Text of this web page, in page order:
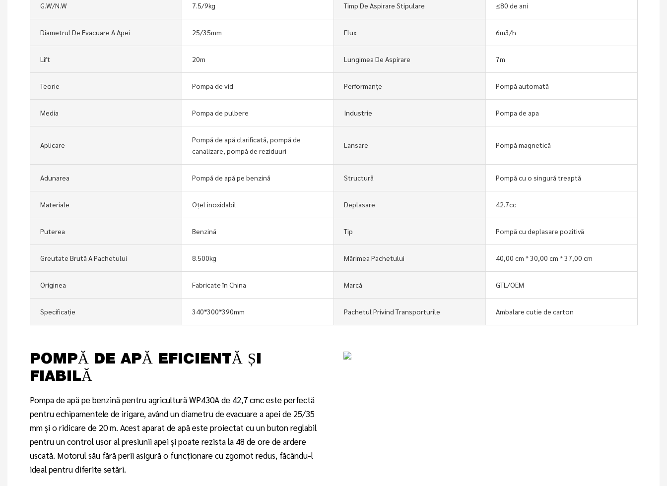
G.W/N.W 7.5/9kg Timp De Aspirare Stipulare ≤80 de ani
Diametrul De Evacuare A Apei 25/35mm Flux 6m3/h
Lift 20m Lungimea De Aspirare 7m
Teorie Pompa de vid Performanțe Pompă automată
Media Pompa de pulbere Industrie Pompa de apa
Aplicare
Pompă de apă clarificată, pompă de
canalizare, pompă de reziduuri
Lansare Pompă magnetică
Adunarea Pompă de apă pe benzină Structură Pompă cu o singură treaptă
Materiale Oțel inoxidabil Deplasare 42.7cc
Puterea Benzină Tip Pompă cu deplasare pozitivă
Greutate Brută A Pachetului 8.500kg Mărimea Pachetului 40,00 cm * 30,00 cm * 37,00 cm
Originea Fabricate în China Marcă GTL/OEM
Specificație 340*300*390mm Pachetul Privind Transporturile Ambalare cutie de carton
POMPĂ DE APĂ EFICIENTĂ ȘI
FIABILĂ
Pompa de apă pe benzină pentru agricultură WP430A de 42,7 cmc este perfectă
pentru echipamentele de irigare, având un diametru de evacuare a apei de 25/35
mm și o ridicare de 20 m. Acest aparat de apă este proiectat cu un buton reglabil
pentru un control ușor al presiunii apei și poate rezista la 48 de ore de ardere
uscată. Motorul său fără perii asigură o funcționare cu zgomot redus, făcându-l
ideal pentru diferite setări.